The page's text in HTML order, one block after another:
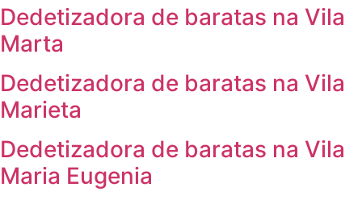
Dedetizadora de baratas na Vila
Marta
Dedetizadora de baratas na Vila
Marieta
Dedetizadora de baratas na Vila
Maria Eugenia